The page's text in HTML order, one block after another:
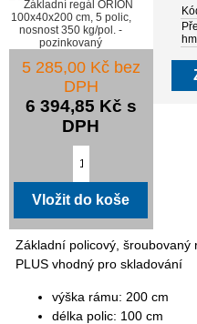
5 285,00 Kč bez
DPH
6 394,85 Kč s
DPH
Základní policový, šroubovaný
PLUS vhodný pro skladování
výška rámu: 200 cm
délka polic: 100 cm